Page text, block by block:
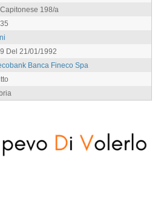
198/a
Del 21/01/1992
Banca Fineco Spa